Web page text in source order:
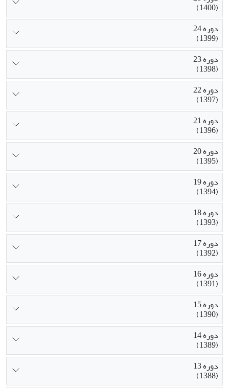
(1400)
دوره 24
(1399)
دوره 23
(1398)
دوره 22
(1397)
دوره 21
(1396)
دوره 20
(1395)
دوره 19
(1394)
دوره 18
(1393)
دوره 17
(1392)
دوره 16
(1391)
دوره 15
(1390)
دوره 14
(1389)
دوره 13
(1388)